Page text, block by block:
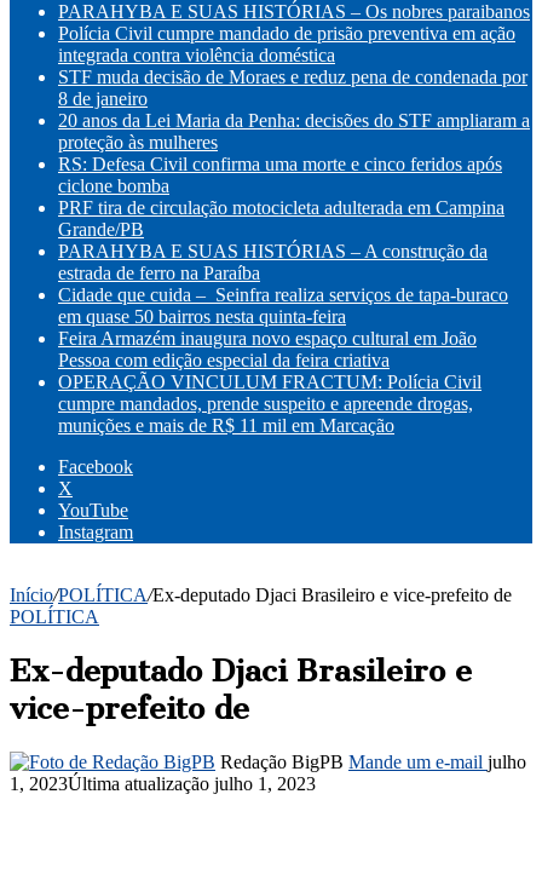
PARAHYBA E SUAS HISTÓRIAS – Os nobres paraibanos
Polícia Civil cumpre mandado de prisão preventiva em ação
integrada contra violência doméstica
STF muda decisão de Moraes e reduz pena de condenada por
8 de janeiro
20 anos da Lei Maria da Penha: decisões do STF ampliaram a
proteção às mulheres
RS: Defesa Civil confirma uma morte e cinco feridos após
ciclone bomba
PRF tira de circulação motocicleta adulterada em Campina
Grande/PB
PARAHYBA E SUAS HISTÓRIAS – A construção da
estrada de ferro na Paraíba
Cidade que cuida – Seinfra realiza serviços de tapa-buraco
em quase 50 bairros nesta quinta-feira
Feira Armazém inaugura novo espaço cultural em João
Pessoa com edição especial da feira criativa
OPERAÇÃO VINCULUM FRACTUM: Polícia Civil
cumpre mandados, prende suspeito e apreende drogas,
munições e mais de R$ 11 mil em Marcação
Facebook
X
YouTube
Instagram
Início/POLÍTICA/Ex-deputado Djaci Brasileiro e vice-prefeito de
POLÍTICA
Ex-deputado Djaci Brasileiro e
vice-prefeito de
Redação BigPB Mande um e-mail julho
1, 2023Última atualização julho 1, 2023